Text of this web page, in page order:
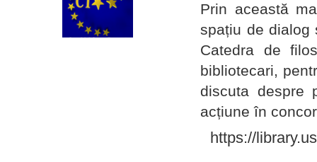
Prin această
spațiu de dialog
Catedra de
bibliotecari,
discuta despre
acțiune în
https://